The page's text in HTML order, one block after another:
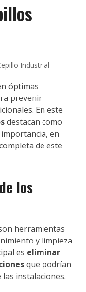
Industrial
óptimas
prevenir
En este
destacan como
en
de este
los
herramientas
y limpieza
es eliminar
que podrían
instalaciones.